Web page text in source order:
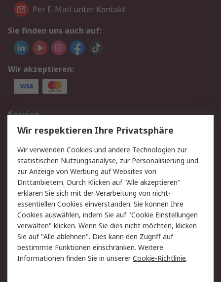
Per E-Mail unter Kontakt
Sie finden uns auch auf:
Wir akzeptieren:
Service
Value Added Services
Lieferlösungen
Rücksendungen
Kontakt
Hilfe
Rechtliches
AGB
Datenschutz
Cookie-Richtlinie
Zahlungsbedingungen
Copyright/Impressum
Über RS
Wir respektieren Ihre Privatsphäre
Wir verwenden Cookies und andere Technologien zur
statistischen Nutzungsanalyse, zur Personalisierung und
zur Anzeige von Werbung auf Websites von
Drittanbietern. Durch Klicken auf "Alle akzeptieren"
erklären Sie sich mit der Verarbeitung von nicht-
essentiellen Cookies einverstanden. Sie können Ihre
Cookies auswählen, indem Sie auf "Cookie Einstellungen
verwalten" klicken. Wenn Sie dies nicht möchten, klicken
Sie auf "Alle ablehnen". Dies kann den Zugriff auf
bestimmte Funktionen einschränken. Weitere
Informationen finden Sie in unsererCookie-Richtlinie.